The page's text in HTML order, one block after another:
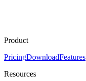
Product
PricingDownloadFeatures
Resources